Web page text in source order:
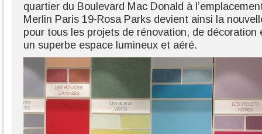
quartier du Boulevard Mac Donald à
Merlin Paris 19-Rosa Parks devient ainsi la
pour tous les projets de rénovation, de décoration
un superbe espace lumineux et aéré.